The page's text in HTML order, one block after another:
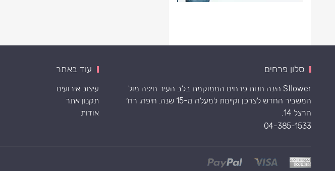
סלון פרחים
Sflower הינה חנות פרחים הממוקמת בלב העיר חיפה מול
המשביר החדש לצרכן וקיימת למעלה מ-15 שנה. חיפה, רח׳
הרצל 14.
04-385-1533
עוד באתר
עיצוב אירועים
תקנון אתר
אודות